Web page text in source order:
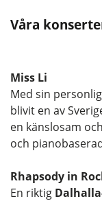
Våra
Miss Li
Med sin
blivit en av
en känslosam
och
Rhapsody in
En riktig